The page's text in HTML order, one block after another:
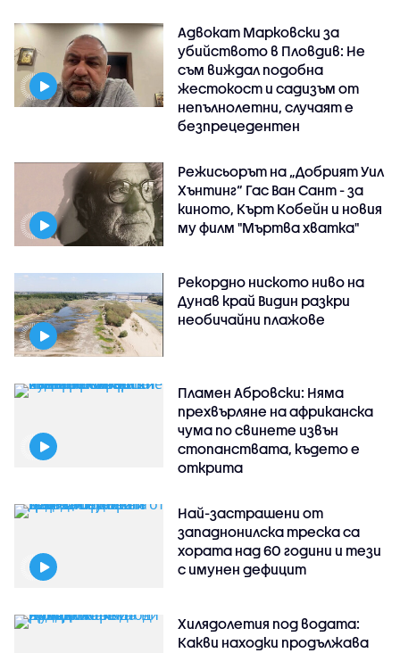
Адвокат Марковски за
убийството в Пловдив: Не
съм виждал подобна
жестокост и садизъм от
непълнолетни, случаят е
безпрецедентен
Режисьорът на „Добрият Уил
Хънтинг“ Гас Ван Сант - за
киното, Кърт Кобейн и новия
му филм "Мъртва хватка"
Рекордно ниското ниво на
Дунав край Видин разкри
необичайни плажове
Пламен Абровски: Няма
прехвърляне на африканска
чума по свинете извън
стопанствата, където е
открита
Най-застрашени от
западнонилска треска са
хората над 60 години и тези
с имунен дефицит
Хилядолетия под водата:
Какви находки продължава